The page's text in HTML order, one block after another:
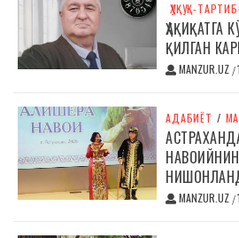
ҲУҚУҚ-
ҲАҚИҚАТГА
ҚИЛГАН
MANZUR.UZ /
АДАБИЁТ /
MANZUR.UZ /